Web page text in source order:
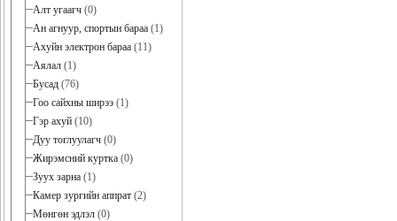
Алт угаагч (0)
Ан агнуур, спортын бараа (1)
Ахуйн электрон бараа (11)
Аялал (1)
Бусад (76)
Гоо сайхны ширээ (1)
Гэр ахуй (10)
Дуу тоглуулагч (0)
Жирэмсний куртка (0)
Зуух зарна (1)
Камер зургийн аппрат (2)
Мөнгөн эдлэл (0)